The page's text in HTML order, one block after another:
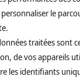
Télécharger
Prévention
le
traitées sont
de vos appareils
les identifiants